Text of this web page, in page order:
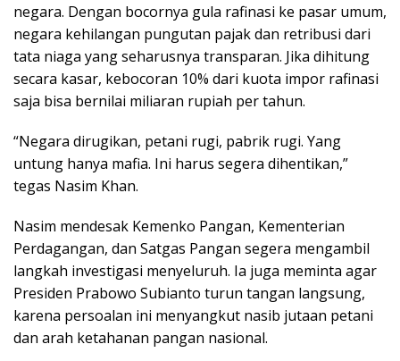
negara. Dengan bocornya gula rafinasi ke pasar umum,
negara kehilangan pungutan pajak dan retribusi dari
tata niaga yang seharusnya transparan. Jika dihitung
secara kasar, kebocoran 10% dari kuota impor rafinasi
saja bisa bernilai miliaran rupiah per tahun.
“Negara dirugikan, petani rugi, pabrik rugi. Yang
untung hanya mafia. Ini harus segera dihentikan,”
tegas Nasim Khan.
Nasim mendesak Kemenko Pangan, Kementerian
Perdagangan, dan Satgas Pangan segera mengambil
langkah investigasi menyeluruh. Ia juga meminta agar
Presiden Prabowo Subianto turun tangan langsung,
karena persoalan ini menyangkut nasib jutaan petani
dan arah ketahanan pangan nasional.